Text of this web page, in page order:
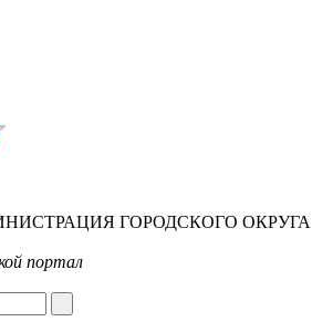
ГОРОДСКОГО ОКРУГА
портал